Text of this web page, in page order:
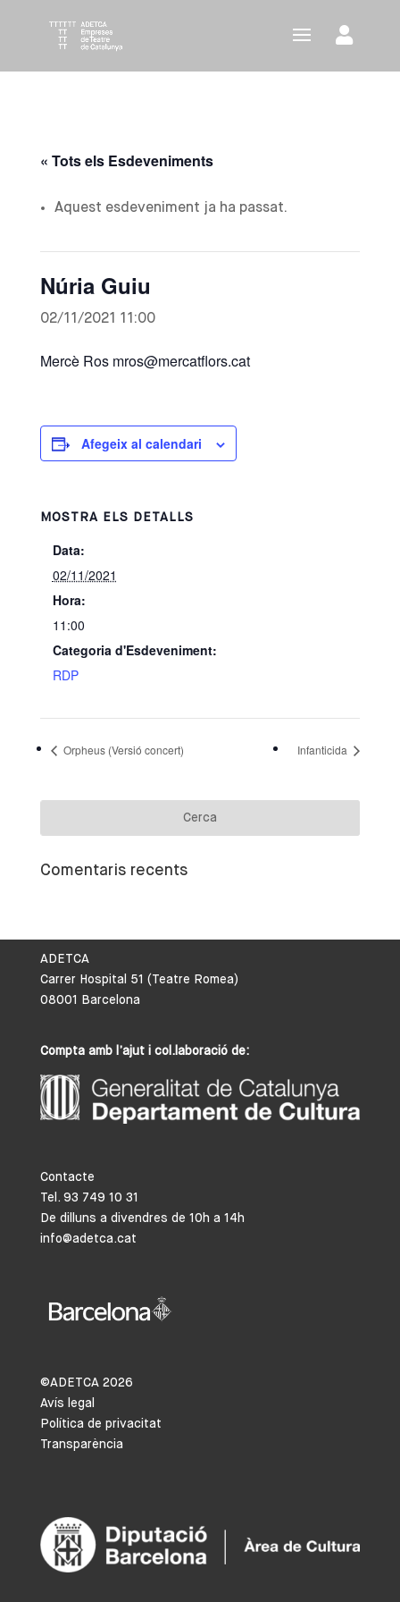
« Tots els Esdeveniments
Aquest esdeveniment ja ha passat.
Núria Guiu
02/11/2021 11:00
Mercè Ros mros@mercatflors.cat
Afegeix al calendari
MOSTRA ELS DETALLS
Data:
02/11/2021
Hora:
11:00
Categoria d'Esdeveniment:
RDP
Orpheus (Versió concert) Infanticida
Comentaris recents
ADETCA
Carrer Hospital 51 (Teatre Romea)
08001 Barcelona
Compta amb l’ajut i col.laboració de:
Contacte
Tel. 93 749 10 31
De dilluns a divendres de 10h a 14h
info@adetca.cat
©ADETCA 2026
Avís legal
Política de privacitat
Transparència